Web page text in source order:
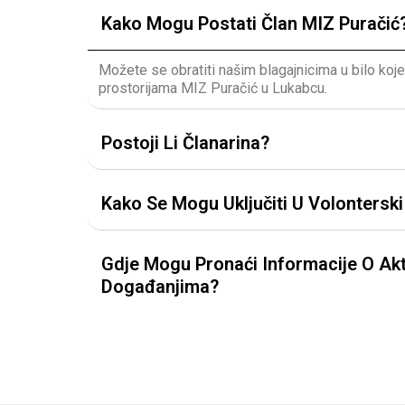
Kako Mogu Postati Član MIZ
Možete se obratiti našim blagajnicima u bilo
prostorijama MIZ Puračić u Lukabcu.
Postoji Li Članarina?
Kako Se Mogu Uključiti U
Gdje Mogu Pronaći Informacije O
Događanjima?